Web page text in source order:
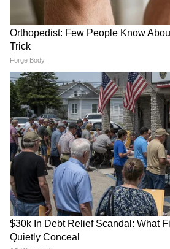
दिन में दो बार हो सकती है भारत
पाकिस्तान की टक्कर, जानें कब होगा
महामुकाबला
टेस्ट
कैसे देखें
LATEST VIDEOS
Pawan Khera क्यों नाराज हो गए,
'मोहन भागवत के बारे में बात मत करो'
Kanwar Yatra: 95 वर्षीय दादी की
पूरी करने 25 पोते बने 'श्रवण कुमार'